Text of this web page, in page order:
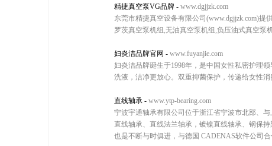
精捷真空泵VG品牌 - www.dgjjzk.com
东莞市精捷真空设备有限公司(www.dgjjzk.com)
罗茨真空泵机组,无油真空泵机组,负压油式真空泵
妇炎洁品牌官网 - www.fuyanjie.com
妇炎洁品牌诞生于1998年，是中国女性私密护理
洗液，洁净更放心。双重抑菌保护，传递给女性消
直线轴承 - www.ytp-bearing.com
宁波宇通轴承有限公司位于浙江省宁波市北部、
直线轴承、直线法兰轴承，镀镍直线轴承、钢保
也是不断与时俱进，与德国 CADENAS软件公司